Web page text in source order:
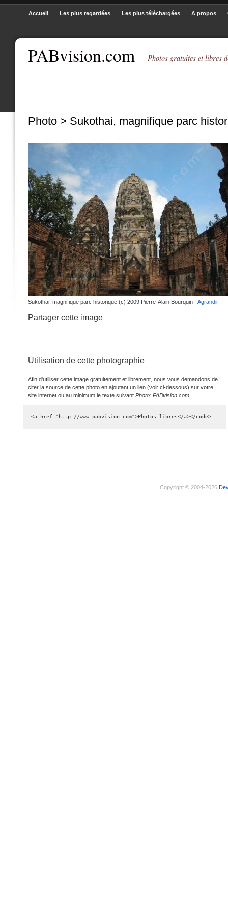
PABvision.com Photos gratuites et libres
Accueil Les plus regardées Les plus téléchargées A propos
Photo > Sukothai, magnifique parc
Sukothai, magnifique parc historique (c) 2009 Pierre-Alain Bourquin -Agrandir
Partager cette image
Utilisation de cette photographie
Afin d'utiliser cette image gratuitement et librement, nous vous demandons de
citer la source de cette photo en ajoutant un lien (voir ci-dessous) sur votre
site internet ou au minimum le texte suivant Photo: PABvision.com
<a href="http://www.pabvision.com">Photos libres</a></code>
Copyright © 2004-2026